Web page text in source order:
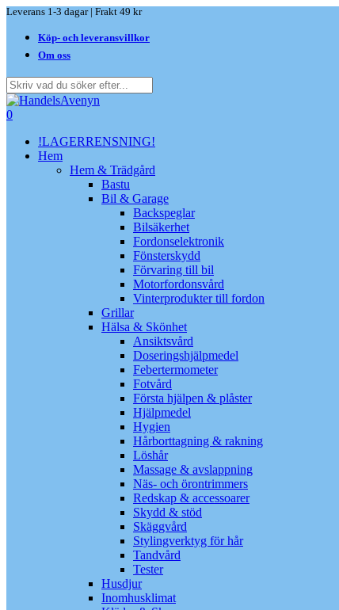
Skip
main
content
Leverans 1-3 dagar | Frakt 49 kr
Köp- och leveransvillkor
Om oss
Close
Search
search
0
!LAGERRENSNING!
Hem
Hem & Trädgård
Bastu
Bil & Garage
Backspeglar
Bilsäkerhet
Fordonselektronik
Fönsterskydd
Förvaring till bil
Motorfordonsvård
Vinterprodukter till fordon
Grillar
Hälsa & Skönhet
Ansiktsvård
Doseringshjälpmedel
Febertermometer
Fotvård
Första hjälpen & plåster
Hjälpmedel
Hygien
Hårborttagning & rakning
Löshår
Massage & avslappning
Näs- och örontrimmers
Redskap & accessoarer
Skydd & stöd
Skäggvård
Stylingverktyg för hår
Tandvård
Tester
Husdjur
Inomhusklimat